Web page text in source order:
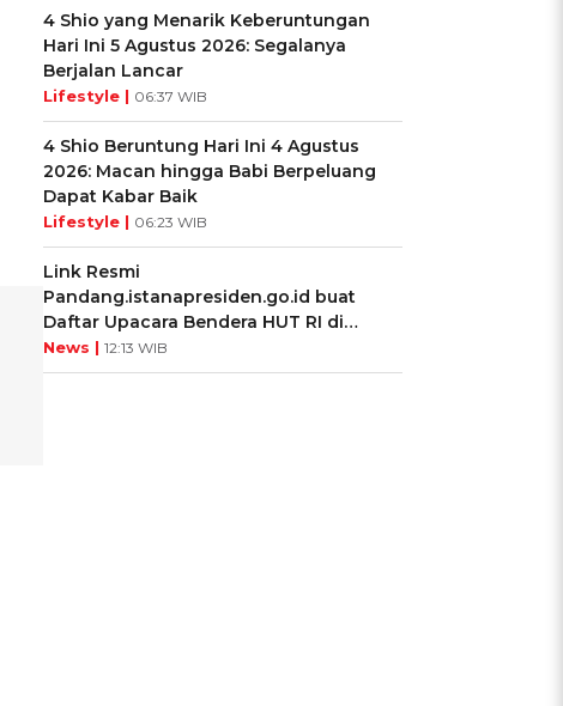
4 Shio yang Menarik Keberuntungan
Hari Ini 5 Agustus 2026: Segalanya
Berjalan Lancar
Lifestyle | 06:37 WIB
4 Shio Beruntung Hari Ini 4 Agustus
2026: Macan hingga Babi Berpeluang
Dapat Kabar Baik
Lifestyle | 06:23 WIB
Link Resmi
Pandang.istanapresiden.go.id buat
Daftar Upacara Bendera HUT RI di
Istana Negara
News | 12:13 WIB